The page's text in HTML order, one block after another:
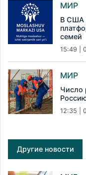
МИР
В США
семей
15:49 |
МИР
Число
12:35 |
Другие новости